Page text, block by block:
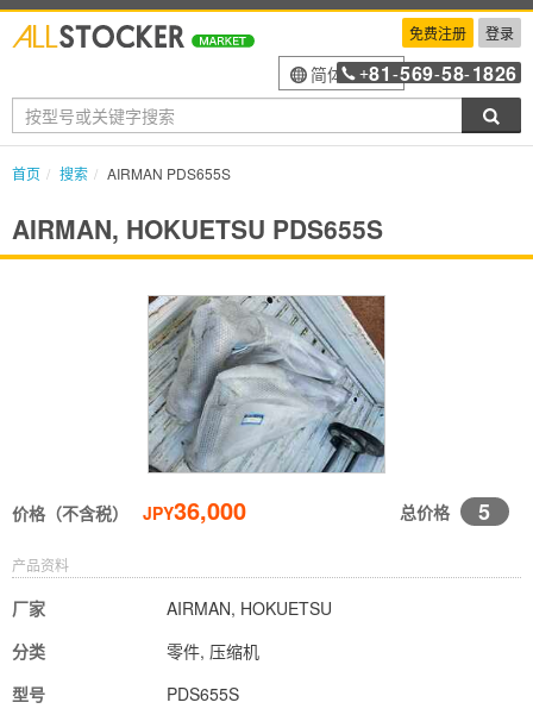
免费注册 登录
简体中文
+81 -569-58-1826
首页 搜索 AIRMAN PDS655S
AIRMAN, HOKUETSU PDS655S
价格（不含税） JPY36,000 总价格 5
产品资料
厂家
AIRMAN, HOKUETSU
分类
零件, 压缩机
型号
PDS655S